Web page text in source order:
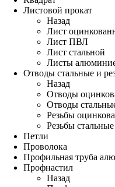
Листовой прокат
Назад
Лист
Лист ПВЛ
Лист стальной
Листы
Отводы стальные и
Назад
Отводы
Отводы
Резьбы
Резьбы стальные
Петли
Проволока
Профильная труба
Профнастил
Назад